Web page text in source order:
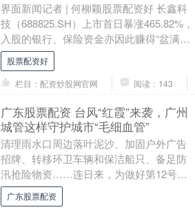
界面新闻记者 | 何柳颖股票配资好 长鑫科
技（688825.SH）上市首日暴涨465.82%，
入股的银行、保险资金亦因此赚得“盆满钵
满”。 7月27日，长鑫科技....
股票配资好
栏目：配资炒股网官网
阅读：143
广东股票配资 台风“红霞”来袭，广州
城管这样守护城市“毛细血管”
清理雨水口周边落叶泥沙、加固户外广告
招牌、转移环卫车辆和保洁船只、备足防
汛抢险物资……连日来，为做好第12号台
风“红霞”防御保障工作，广州城管系统围绕
“雨前排险....
广东股票配资